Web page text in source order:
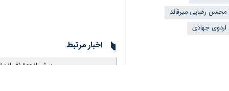
محسن رضایی میرقائد
اردوی جهادی
اخبار مرتبط
بیش از ۸۰۰ نفر از مزایای درمانی توانمندسازی محلات کم برخوردار شهر دوگنبدان بهره مند شدند